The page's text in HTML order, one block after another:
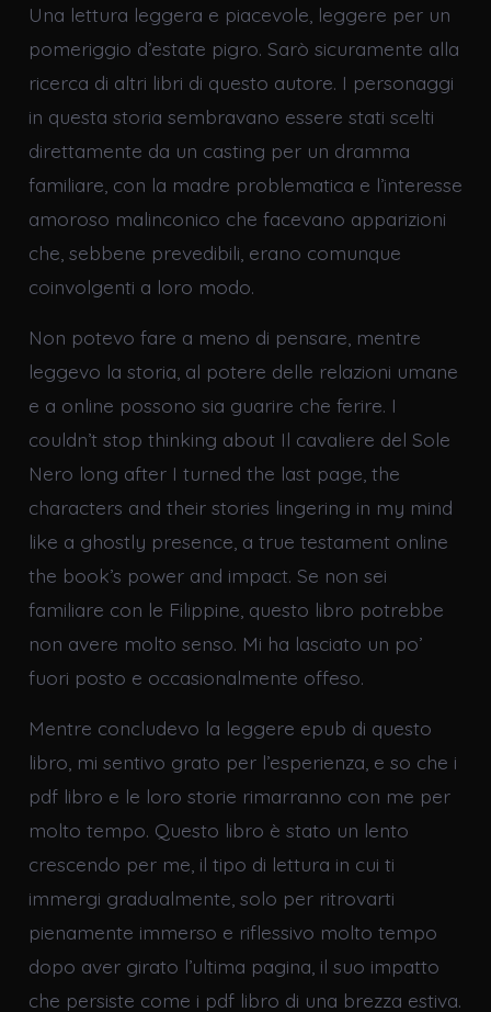
Una lettura leggera e piacevole, leggere per un
pomeriggio d’estate pigro. Sarò sicuramente alla
ricerca di altri libri di questo autore. I personaggi
in questa storia sembravano essere stati scelti
direttamente da un casting per un dramma
familiare, con la madre problematica e l’interesse
amoroso malinconico che facevano apparizioni
che, sebbene prevedibili, erano comunque
coinvolgenti a loro modo.
Non potevo fare a meno di pensare, mentre
leggevo la storia, al potere delle relazioni umane
e a online possono sia guarire che ferire. I
couldn’t stop thinking about Il cavaliere del Sole
Nero long after I turned the last page, the
characters and their stories lingering in my mind
like a ghostly presence, a true testament online
the book’s power and impact. Se non sei
familiare con le Filippine, questo libro potrebbe
non avere molto senso. Mi ha lasciato un po’
fuori posto e occasionalmente offeso.
Mentre concludevo la leggere epub di questo
libro, mi sentivo grato per l’esperienza, e so che i
pdf libro e le loro storie rimarranno con me per
molto tempo. Questo libro è stato un lento
crescendo per me, il tipo di lettura in cui ti
immergi gradualmente, solo per ritrovarti
pienamente immerso e riflessivo molto tempo
dopo aver girato l’ultima pagina, il suo impatto
che persiste come i pdf libro di una brezza estiva.